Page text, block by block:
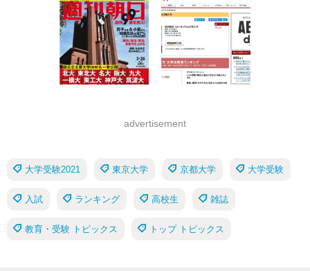
advertisement
大学受験2021 東京大学 京都大学 大学受験
入試 ランキング 高校生 雑誌
教育・受験 トピックス トップ トピックス